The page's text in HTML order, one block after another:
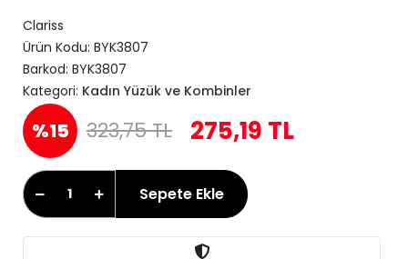
Clariss
Ürün Kodu: BYK3807
Barkod: BYK3807
Kategori: Kadın Yüzük ve Kombinler
%15 323,75 TL 275,19 TL
Sepete Ekle